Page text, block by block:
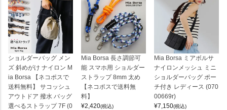
ショルダーバッグ メン
ズ 斜めがけ ナイロン M
ia Borsa 【ネコポスで
送料無料】 サコッシュ
アウトドア 撥水 バッグ
選べるストラップ 7F (0
Mia Borsa 長さ調節可
能 スマホ用 ショルダー
ストラップ 8mm 太め
【ネコポスで送料無
料】
¥2,420(税込)
Mia Borsa ミアボルサ
ナイロンメッシュ ミニ
ショルダーバッグ ポー
チ付き レディース (070
00669r)
¥7,150(税込)